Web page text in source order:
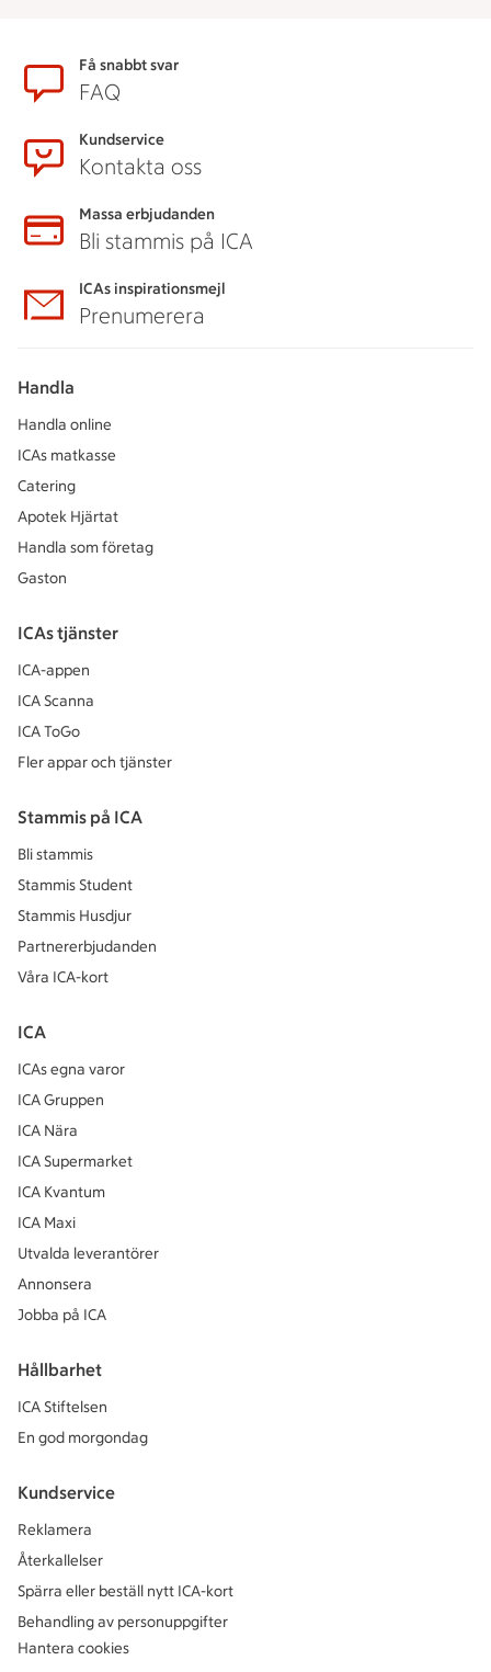
SidfotFå snabbt svar
FAQ
Kundservice
Kontakta oss
Massa erbjudanden
Bli stammis på ICA
ICAs inspirationsmejl
Prenumerera
Handla
Handla online
ICAs matkasse
Catering
Apotek Hjärtat
Handla som företag
Gaston
ICAs tjänster
ICA-appen
ICA Scanna
ICA ToGo
Fler appar och tjänster
Stammis på ICA
Bli stammis
Stammis Student
Stammis Husdjur
Partnererbjudanden
Våra ICA-kort
ICA
ICAs egna varor
ICA Gruppen
ICA Nära
ICA Supermarket
ICA Kvantum
ICA Maxi
Utvalda leverantörer
Annonsera
Jobba på ICA
Hållbarhet
ICA Stiftelsen
En god morgondag
Kundservice
Reklamera
Återkallelser
Spärra eller beställ nytt ICA-kort
Behandling av personuppgifter
Hantera cookies